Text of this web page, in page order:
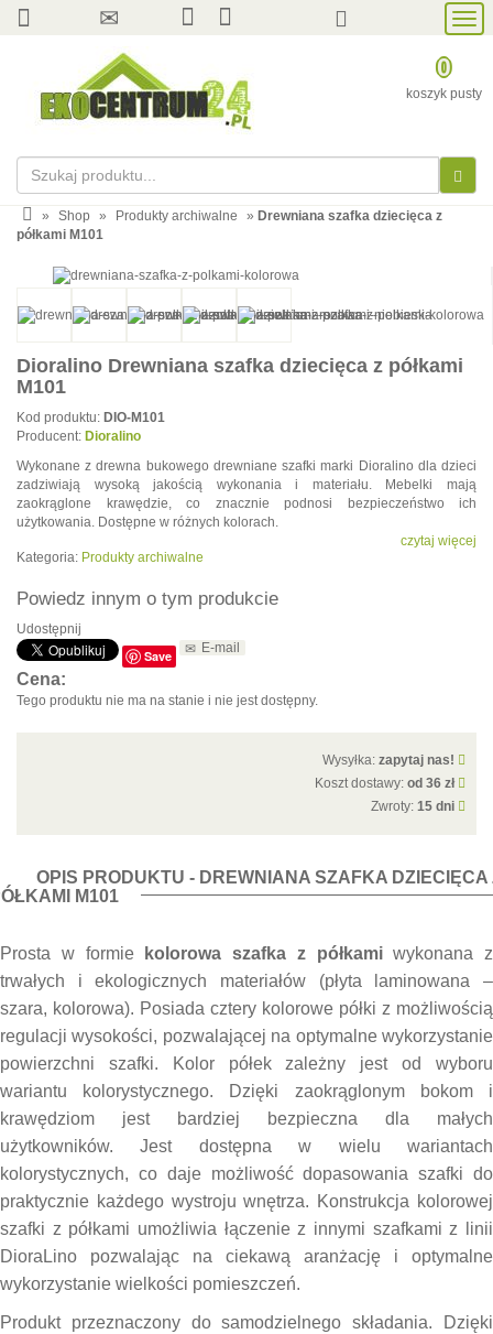
0
koszyk pusty
» Shop » Produkty archiwalne » Drewniana szafka dziecięca z
półkami M101
Dioralino Drewniana szafka dziecięca z półkami
M101
Kod produktu: DIO-M101
Producent: Dioralino
Wykonane z drewna bukowego drewniane szafki marki Dioralino dla dzieci
zadziwiają wysoką jakością wykonania i materiału. Mebelki mają
zaokrąglone krawędzie, co znacznie podnosi bezpieczeństwo ich
użytkowania. Dostępne w różnych kolorach.
czytaj więcej
Kategoria: Produkty archiwalne
Powiedz innym o tym produkcie
Udostępnij
Save E-mail
Cena:
Tego produktu nie ma na stanie i nie jest dostępny.
Wysyłka: zapytaj nas!
Koszt dostawy: od 36 zł
Zwroty: 15 dni
OPIS PRODUKTU - DREWNIANA SZAFKA DZIECIĘCA
M101
Prosta w formie kolorowa szafka z półkamiwykonana z
trwałych i ekologicznych materiałów (płyta laminowana –
szara, kolorowa). Posiada cztery kolorowe półki z możliwością
regulacji wysokości, pozwalającej na optymalne wykorzystanie
powierzchni szafki. Kolor półek zależny jest od wyboru
wariantu kolorystycznego. Dzięki zaokrąglonym bokom i
krawędziom jest bardziej bezpieczna dla małych
użytkowników. Jest dostępna w wielu wariantach
kolorystycznych, co daje możliwość dopasowania szafki do
praktycznie każdego wystroju wnętrza. Konstrukcja kolorowej
szafki z półkami umożliwia łączenie z innymi szafkami z linii
DioraLino pozwalając na ciekawą aranżację i optymalne
wykorzystanie wielkości pomieszczeń.
Produkt przeznaczony do samodzielnego składania. Dzięki